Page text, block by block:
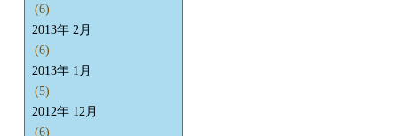
(6)
2013年 2月
(6)
2013年 1月
(5)
2012年 12月
(6)